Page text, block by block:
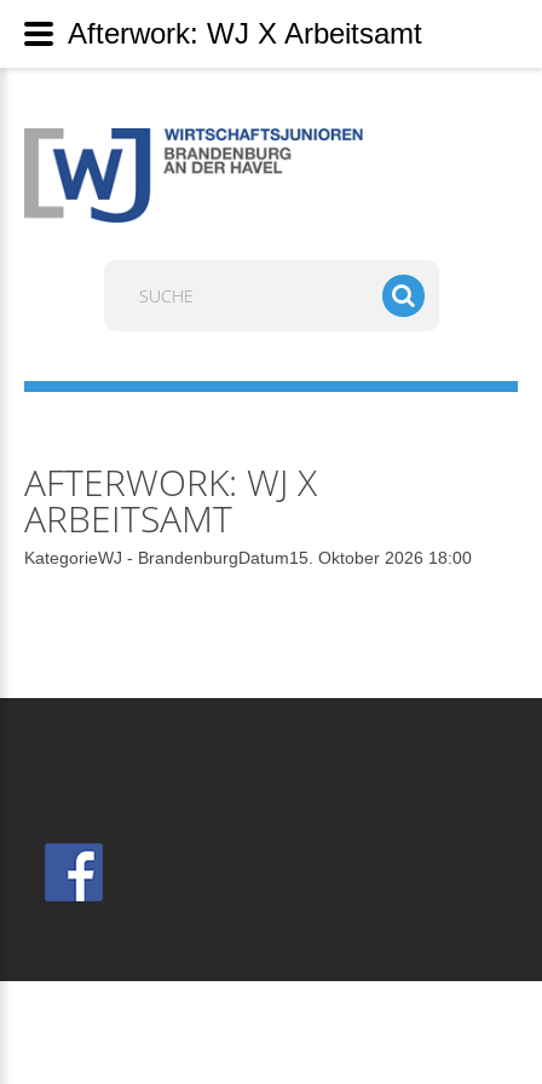
Suchen
AFTERWORK: WJ X
ARBEITSAMT
KategorieWJ - BrandenburgDatum15. Oktober 2026 18:00
Afterwork: WJ X Arbeitsamt